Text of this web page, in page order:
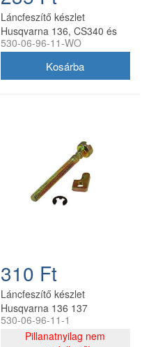
Láncfeszítő készlet
Husqvarna 136, CS340 és
McCulloch CS340
530-06-96-11-WO
310 Ft
Láncfeszítő készlet
Husqvarna 136 137
McCulloch CS340
utángyártott
530-06-96-11-1
Pillanatnyilag nem